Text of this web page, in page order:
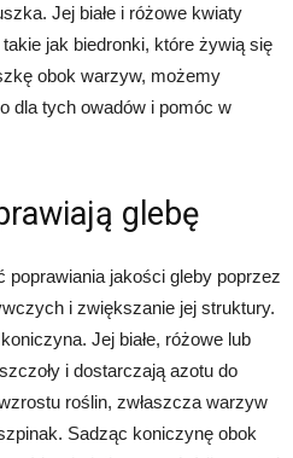
Jej białe i różowe kwiaty
jak biedronki, które żywią się
obok warzyw, możemy
dla tych owadów i pomóc w
glebę
poprawiania jakości gleby poprzez
i zwiększanie jej struktury.
Jej białe, różowe lub
i dostarczają azotu do
roślin, zwłaszcza warzyw
Sadząc koniczynę obok